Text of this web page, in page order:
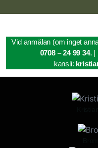
Vid anmälan (om inget
0708 – 24 99 34. |
kansli: